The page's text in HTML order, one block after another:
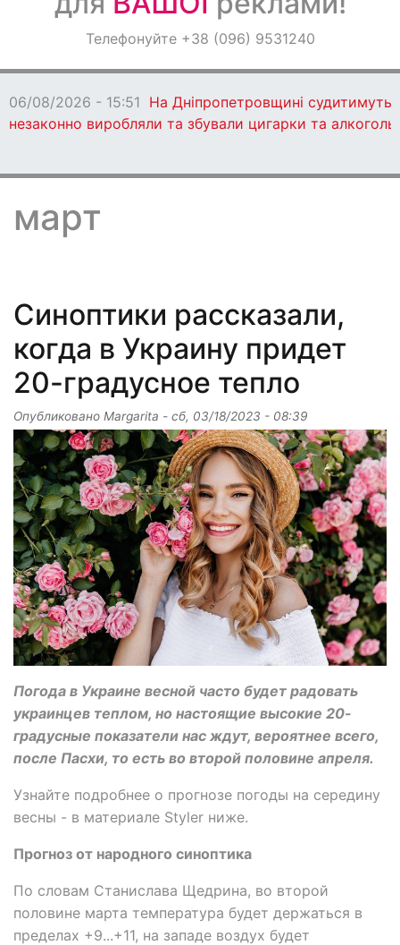
ОголошенняТелефонуйте +38 (096) 9531240
06/08/2026 - 15:47 У Кам’янському пройде
Всеукраїнський тренінг для молоді
март
Синоптики рассказали,
когда в Украину придет
20-градусное тепло
Опубликовано Margarita - сб, 03/18/2023 - 08:39
Погода в Украине весной часто будет радовать
украинцев теплом, но настоящие высокие 20-
градусные показатели нас ждут, вероятнее всего,
после Пасхи, то есть во второй половине апреля.
Узнайте подробнее о прогнозе погоды на середину
весны - в материале Styler ниже.
Прогноз от народного синоптика
По словам Станислава Щедрина, во второй
половине марта температура будет держаться в
пределах +9...+11, на западе воздух будет